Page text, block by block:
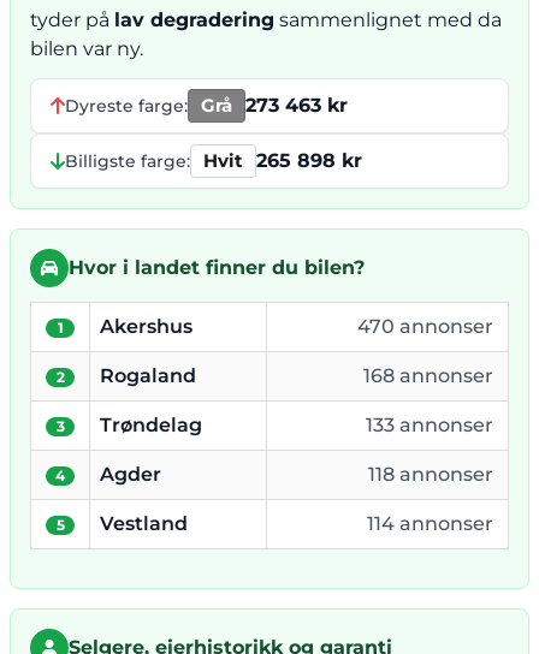
tyder på lav degradering sammenlignet med da
bilen var ny.
Dyreste farge: Grå 273 463 kr
Billigste farge: Hvit 265 898 kr
Hvor i landet finner du bilen?
1 Akershus 470 annonser
2 Rogaland 168 annonser
3 Trøndelag 133 annonser
4 Agder 118 annonser
5 Vestland 114 annonser
Selgere, eierhistorikk og garanti